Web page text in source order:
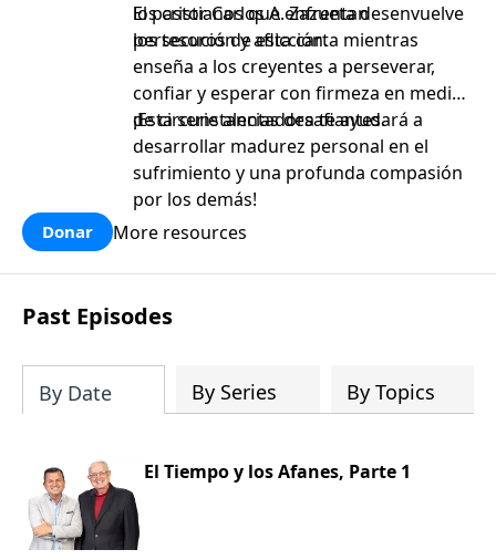
los cristianos que enfrentan
persecución y aflicción.
El pastor Carlos A. Zazueta desenvuelve
los tesoros de esta carta mientras
enseña a los creyentes a perseverar,
confiar y esperar con firmeza en medio
de circunstancias desafiantes.
¡Esta serie alentadora te ayudará a
desarrollar madurez personal en el
sufrimiento y una profunda compasión
por los demás!
Donar More resources
Past Episodes
By Date By Series By Topics
El Tiempo y los Afanes, Parte 1